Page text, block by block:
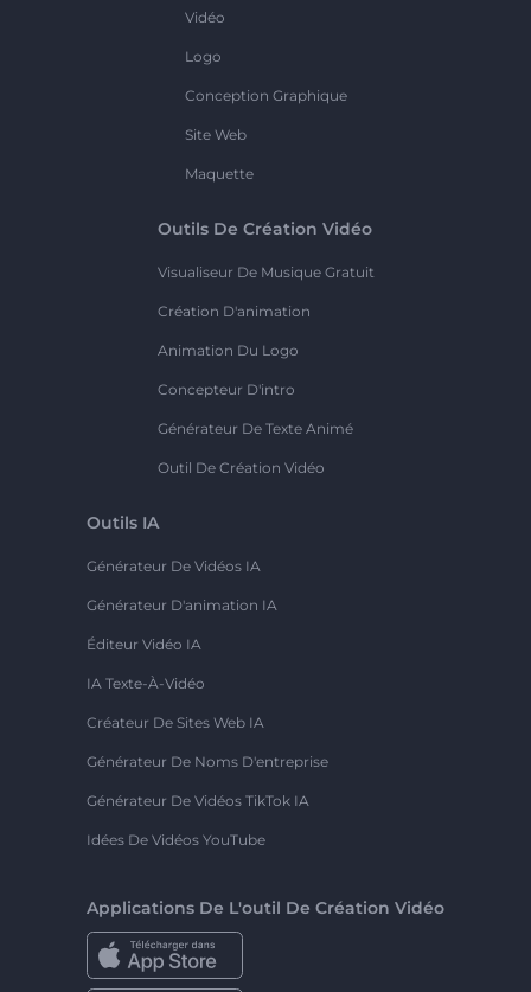
Vidéo
Logo
Conception Graphique
Site Web
Maquette
Outils De Création Vidéo
Visualiseur De Musique Gratuit
Création D'animation
Animation Du Logo
Concepteur D'intro
Générateur De Texte Animé
Outil De Création Vidéo
Outils IA
Générateur De Vidéos IA
Générateur D'animation IA
Éditeur Vidéo IA
IA Texte-À-Vidéo
Créateur De Sites Web IA
Générateur De Noms D'entreprise
Générateur De Vidéos TikTok IA
Idées De Vidéos YouTube
Applications De L'outil De Création Vidéo